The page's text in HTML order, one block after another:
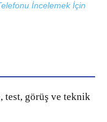
İncelemek İçin
test, görüş ve teknik